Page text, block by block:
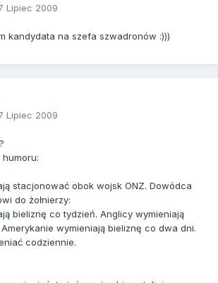
Lipiec 2009
kandydata na szefa szwadronów :)))
Lipiec 2009
stacjonować obok wojsk ONZ. Dowódca
do żołnierzy:
bieliznę co tydzień. Anglicy wymieniają
wymieniają bieliznę co dwa dni.
codziennie.